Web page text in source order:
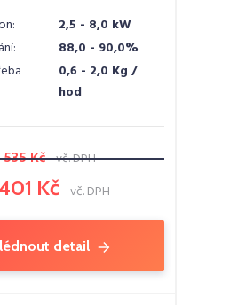
2,5 - 8,0 kW
88,0 - 90,0%
0,6 - 2,0 Kg /
hod
Kč vč. DPH
Kč vč. DPH
detail